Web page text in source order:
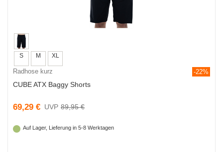
S M XL
Radhose kurz -22%
CUBE ATX Baggy Shorts
69,29 € 89,95 €
Auf Lager, Lieferung in 5-8 Werktagen